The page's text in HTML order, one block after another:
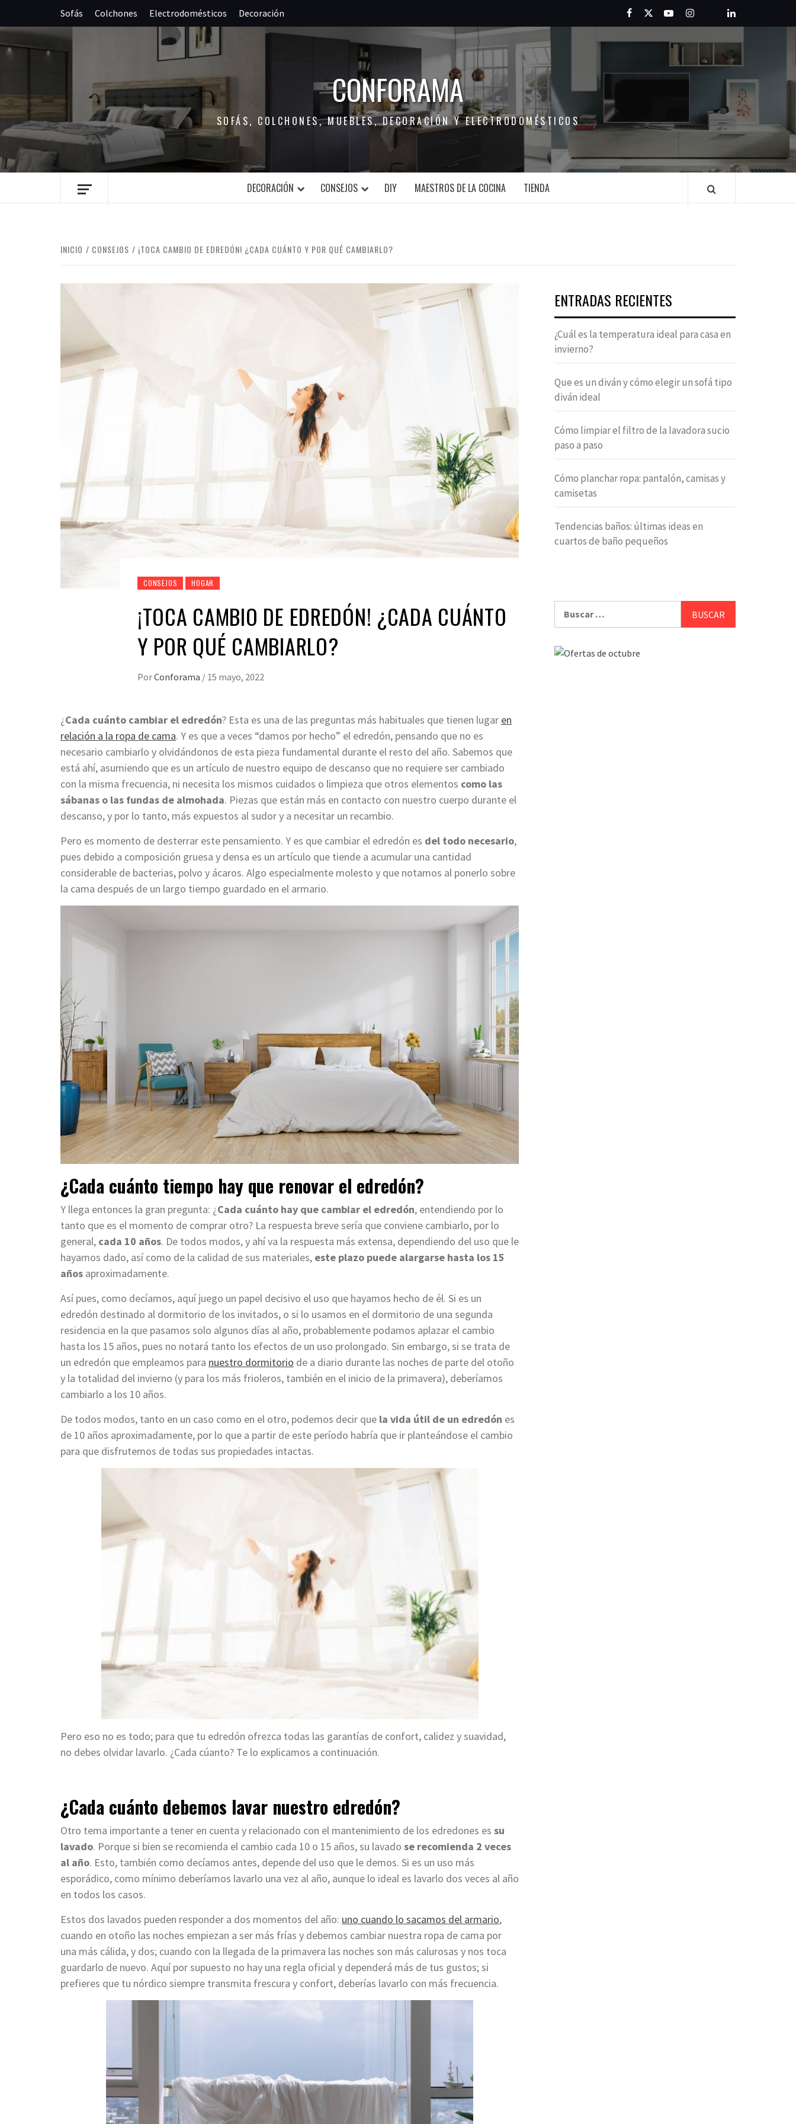
contenido
Sofás Colchones Electrodomésticos Decoración Facebook
TwitterYoutubeInstagramPinterest
LinkedIn
CONFORAMA
SOFÁS, COLCHONES, MUEBLES, DECORACIÓN Y ELECTRODOMÉSTICOS
DECORACIÓN CONSEJOS DIY MAESTROS DE LA COCINA TIENDA
INICIO CONSEJOS ¡TOCA CAMBIO DE EDREDÓN! ¿CADA CUÁNTO Y POR QUÉ CAMBIARLO?
CONSEJOS HOGAR
¡TOCA CAMBIO DE EDREDÓN! ¿CADA CUÁNTO
Y POR QUÉ CAMBIARLO?
PorConforama / 15 mayo, 2022
¿Cada cuánto cambiar el edredón? Esta es una de las preguntas más habituales que tienen lugar en
relación a la ropa de cama. Y es que a veces “damos por hecho” el edredón, pensando que no es
necesario cambiarlo y olvidándonos de esta pieza fundamental durante el resto del año. Sabemos que
está ahí, asumiendo que es un artículo de nuestro equipo de descanso que no requiere ser cambiado
con la misma frecuencia, ni necesita los mismos cuidados o limpieza que otros elementos como las
sábanas o las fundas de almohada. Piezas que están más en contacto con nuestro cuerpo durante el
descanso, y por lo tanto, más expuestos al sudor y a necesitar un recambio.
Pero es momento de desterrar este pensamiento. Y es que cambiar el edredón es del todo necesario,
pues debido a composición gruesa y densa es un artículo que tiende a acumular una cantidad
considerable de bacterias, polvo y ácaros. Algo especialmente molesto y que notamos al ponerlo sobre
la cama después de un largo tiempo guardado en el armario.
¿Cada cuánto tiempo hay que renovar el edredón?
Y llega entonces la gran pregunta: ¿Cada cuánto hay que cambiar el edredón, entendiendo por lo
tanto que es el momento de comprar otro? La respuesta breve sería que conviene cambiarlo, por lo
general, cada 10 años. De todos modos, y ahí va la respuesta más extensa, dependiendo del uso que le
hayamos dado, así como de la calidad de sus materiales, este plazo puede alargarse hasta los 15
años aproximadamente.
Así pues, como decíamos, aquí juego un papel decisivo el uso que hayamos hecho de él. Si es un
edredón destinado al dormitorio de los invitados, o si lo usamos en el dormitorio de una segunda
residencia en la que pasamos solo algunos días al año, probablemente podamos aplazar el cambio
hasta los 15 años, pues no notará tanto los efectos de un uso prolongado. Sin embargo, si se trata de
un edredón que empleamos para nuestro dormitorio de a diario durante las noches de parte del otoño
y la totalidad del invierno (y para los más frioleros, también en el inicio de la primavera), deberíamos
cambiarlo a los 10 años.
De todos modos, tanto en un caso como en el otro, podemos decir que la vida útil de un edredón es
de 10 años aproximadamente, por lo que a partir de este período habría que ir planteándose el cambio
para que disfrutemos de todas sus propiedades intactas.
Pero eso no es todo; para que tu edredón ofrezca todas las garantías de confort, calidez y suavidad,
no debes olvidar lavarlo. ¿Cada cúanto? Te lo explicamos a continuación.
¿Cada cuánto debemos lavar nuestro edredón?
Otro tema importante a tener en cuenta y relacionado con el mantenimiento de los edredones es su
lavado. Porque si bien se recomienda el cambio cada 10 o 15 años, su lavado se recomienda 2 veces
al año. Esto, también como decíamos antes, depende del uso que le demos. Si es un uso más
esporádico, como mínimo deberíamos lavarlo una vez al año, aunque lo ideal es lavarlo dos veces al año
en todos los casos.
Estos dos lavados pueden responder a dos momentos del año: uno cuando lo sacamos del armario,
cuando en otoño las noches empiezan a ser más frías y debemos cambiar nuestra ropa de cama por
una más cálida, y dos; cuando con la llegada de la primavera las noches son más calurosas y nos toca
guardarlo de nuevo. Aquí por supuesto no hay una regla oficial y dependerá más de tus gustos; si
prefieres que tu nórdico siempre transmita frescura y confort, deberías lavarlo con más frecuencia.
ENTRADAS RECIENTES
¿Cuál es la temperatura ideal para casa en
invierno?
Que es un diván y cómo elegir un sofá tipo
diván ideal
Cómo limpiar el filtro de la lavadora sucio
paso a paso
Cómo planchar ropa: pantalón, camisas y
camisetas
Tendencias baños: últimas ideas en
cuartos de baño pequeños